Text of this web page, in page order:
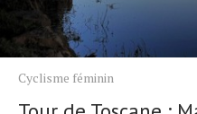
Cyclisme féminin